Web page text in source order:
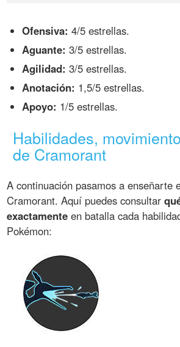
Ofensiva: 4/5 estrellas.
Aguante: 3/5 estrellas.
Agilidad: 3/5 estrellas.
Anotación: 1,5/5 estrellas.
Apoyo: 1/5 estrellas.
Habilidades,
de Cramorant
A continuación pasamos a enseñarte
Cramorant. Aquí puedes consultar
exactamente en batalla cada
Pokémon: